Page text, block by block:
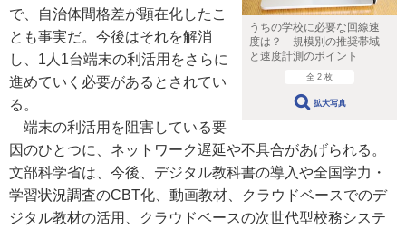
うちの学校に必要な回線速
度は？ 規模別の推奨帯域
と速度計測のポイント
全 2 枚
拡大写真
で、自治体間格差が顕在化したこ
とも事実だ。今後はそれを解消
し、1人1台端末の利活用をさらに
進めていく必要があるとされてい
る。
端末の利活用を阻害している要
因のひとつに、ネットワーク遅延や不具合があげられる。
文部科学省は、今後、デジタル教科書の導入や全国学力・
学習状況調査のCBT化、動画教材、クラウドベースでのデ
ジタル教材の活用、クラウドベースの次世代型校務システ